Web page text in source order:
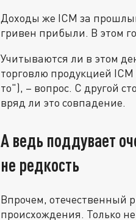
Доходы же ICM за
гривен прибыли. В этом
Учитываются ли в этом
торговлю продукцией
то"), – вопрос. С другой
вряд ли это совпадение.
А ведь поддувает
не редкость
Впрочем, отечественный
происхождения. Только